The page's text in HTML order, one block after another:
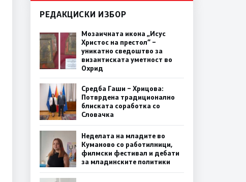
РЕДАКЦИСКИ ИЗБОР
Мозаичната икона „Исус
Христос на престол“ –
уникатно сведоштво за
византиската уметност во
Охрид
Средба Гаши – Хрицова:
Потврдена традиционално
блиската соработка со
Словачка
Неделата на младите во
Куманово со работилници,
филмски фестивал и дебати
за младинските политики